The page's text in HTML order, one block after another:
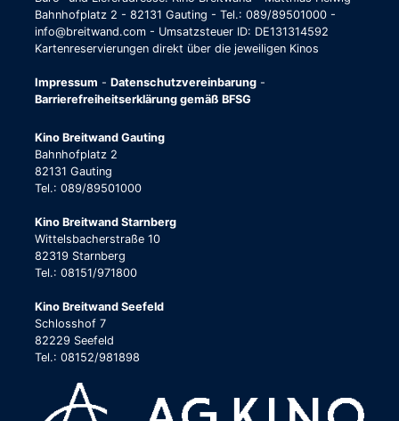
Bahnhofplatz 2 - 82131 Gauting - Tel.: 089/89501000 -
info@breitwand.com - Umsatzsteuer ID: DE131314592
Kartenreservierungen direkt über die jeweiligen Kinos
Impressum - Datenschutzvereinbarung -
Barrierefreiheitserklärung gemäß BFSG
Kino Breitwand Gauting
Bahnhofplatz 2
82131 Gauting
Tel.: 089/89501000
Kino Breitwand Starnberg
Wittelsbacherstraße 10
82319 Starnberg
Tel.: 08151/971800
Kino Breitwand Seefeld
Schlosshof 7
82229 Seefeld
Tel.: 08152/981898